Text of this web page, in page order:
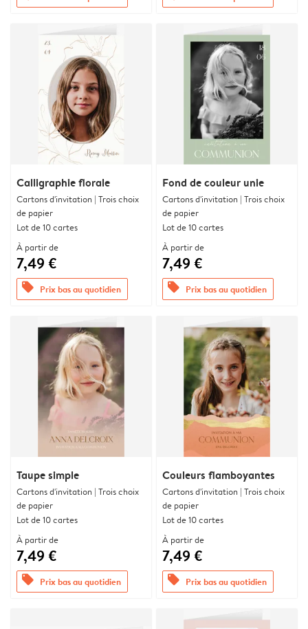
Calligraphie florale
Cartons d'invitation | Trois choix
de papier
Lot de 10 cartes
À partir de
7,49 €
offers Prix bas au quotidien
Fond de couleur unie
Cartons d'invitation | Trois choix
de papier
Lot de 10 cartes
À partir de
7,49 €
offers Prix bas au quotidien
Taupe simple
Cartons d'invitation | Trois choix
de papier
Lot de 10 cartes
À partir de
7,49 €
offers Prix bas au quotidien
Couleurs flamboyantes
Cartons d'invitation | Trois choix
de papier
Lot de 10 cartes
À partir de
7,49 €
offers Prix bas au quotidien